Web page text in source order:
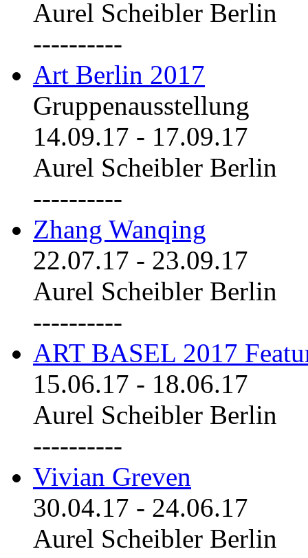
Aurel Scheibler Berlin
----------
Art Berlin 2017
Gruppenausstellung
14.09.17 - 17.09.17
Aurel Scheibler Berlin
----------
Zhang Wanqing
22.07.17 - 23.09.17
Aurel Scheibler Berlin
----------
ART BASEL 2017
15.06.17 - 18.06.17
Aurel Scheibler Berlin
----------
Vivian Greven
30.04.17 - 24.06.17
Aurel Scheibler Berlin